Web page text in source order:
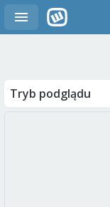
Tryb podglądu